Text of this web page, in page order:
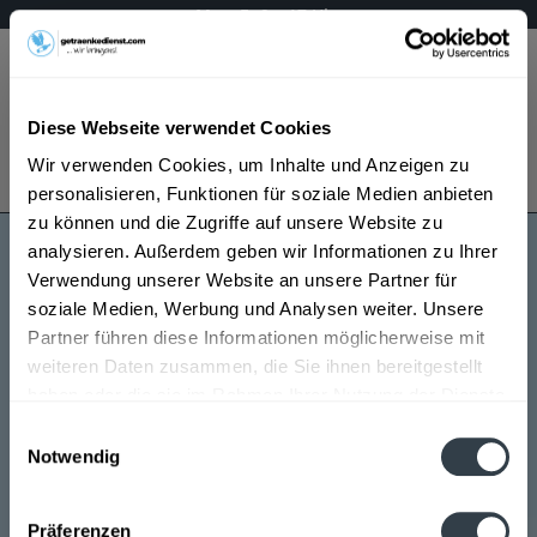
Diese Webseite verwendet Cookies
Wir verwenden Cookies, um Inhalte und Anzeigen zu
personalisieren, Funktionen für soziale Medien anbieten
zu können und die Zugriffe auf unsere Website zu
analysieren. Außerdem geben wir Informationen zu Ihrer
Verwendung unserer Website an unsere Partner für
soziale Medien, Werbung und Analysen weiter. Unsere
Partner führen diese Informationen möglicherweise mit
weiteren Daten zusammen, die Sie ihnen bereitgestellt
Notwendig
Präferenzen
Mo – Fr 9 – 17 Uhr
Menü
Bestellung widerrufen
Es gilt unsere Datenschutzerklärung
AC/DC Premium
AC/DC Premium wird in den folgenden Regionen,
Städten, Orten und Postleitzahl-Gebieten geliefert